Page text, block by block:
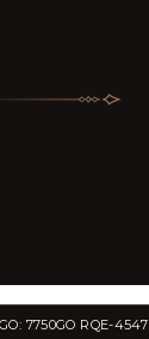
7750GO RQE-4547